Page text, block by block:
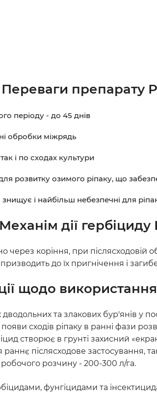
Переваги препарату
періоду - до 45 днів
обробки міжрядь
і по сходах культури
розвитку озимого ріпаку, що
і найбільш небезпечні для
Механім дії гербіциду
коріння, при післясходовій
до їх пригнічення і
щодо
та злакових бур'янів у
сходів ріпаку в ранні фази
створює в грунті захисний
раннє післясходове
розчину - 200-300 л/га.
фунгіцидами та